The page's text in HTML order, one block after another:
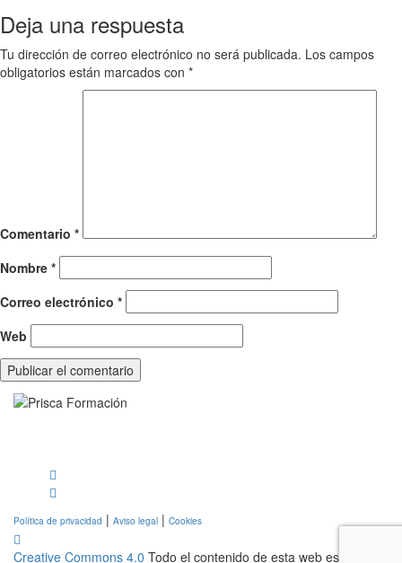
Deja una respuesta
Tu dirección de correo electrónico no será publicada. Los campos
obligatorios están marcados con *
Comentario *
Nombre *
Correo electrónico *
Web
Política de privacidad | Aviso legal | Cookies
Creative Commons 4.0 Todo el contenido de esta web está sujeto